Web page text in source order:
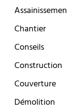
Chantier
Conseils
Construction
Couverture
Démolition